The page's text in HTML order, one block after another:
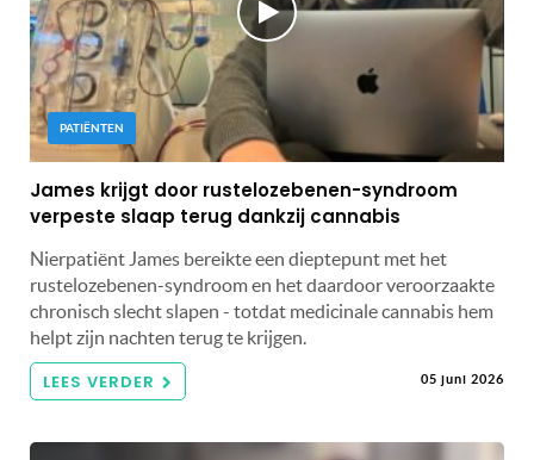
PATIËNTEN
James krijgt door rustelozebenen-syndroom
verpeste slaap terug dankzij cannabis
Nierpatiënt James bereikte een dieptepunt met het
rustelozebenen-syndroom en het daardoor veroorzaakte
chronisch slecht slapen - totdat medicinale cannabis hem
helpt zijn nachten terug te krijgen.
LEES VERDER 05 juni 2026